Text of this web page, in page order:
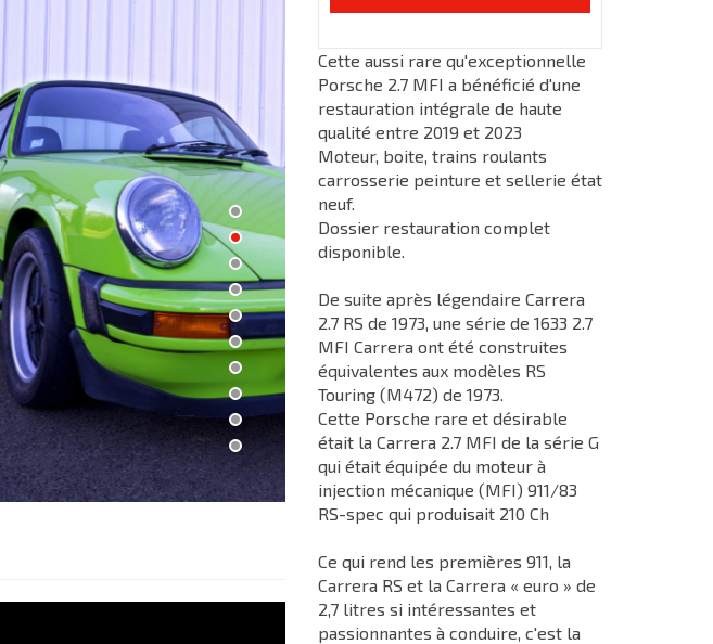
Cette aussi rare qu'exceptionnelle
Porsche 2.7 MFI a bénéficié d'une
restauration intégrale de haute
qualité entre 2019 et 2023
Moteur, boite, trains roulants
carrosserie peinture et sellerie état
neuf.
Dossier restauration complet
disponible.
De suite après légendaire Carrera
2.7 RS de 1973, une série de 1633 2.7
MFI Carrera ont été construites
équivalentes aux modèles RS
Touring (M472) de 1973.
Cette Porsche rare et désirable
était la Carrera 2.7 MFI de la série G
qui était équipée du moteur à
injection mécanique (MFI) 911/83
RS-spec qui produisait 210 Ch
Ce qui rend les premières 911, la
Carrera RS et la Carrera « euro » de
2,7 litres si intéressantes et
passionnantes à conduire, c'est la